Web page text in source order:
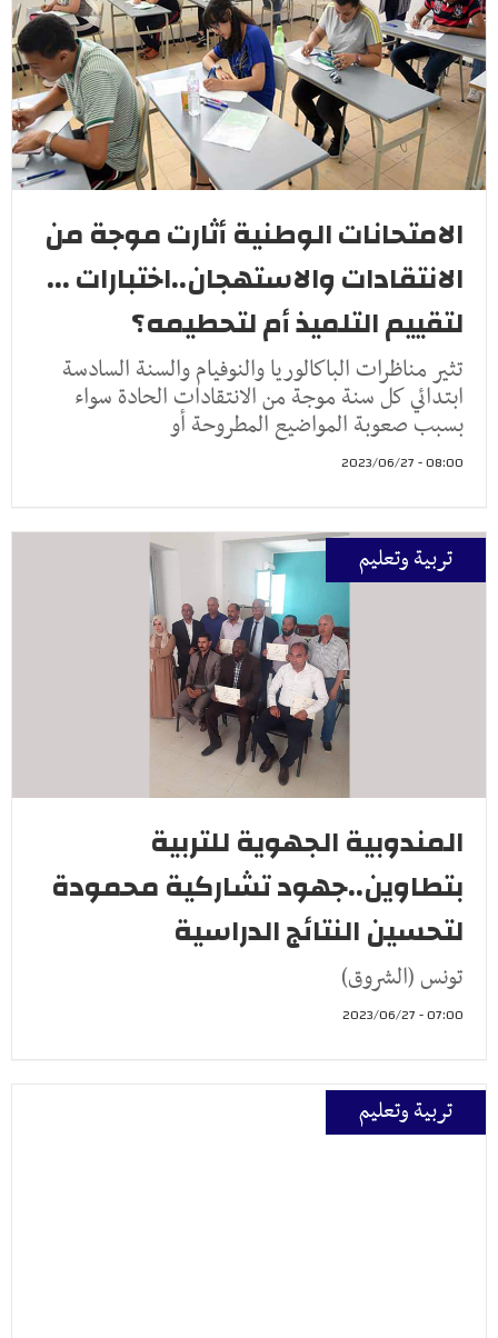
الامتحانات الوطنية أثارت موجة من
الانتقادات والاستهجان..اختبارات ...
لتقييم التلميذ أم لتحطيمه؟
تثير مناظرات الباكالوريا والنوفيام والسنة السادسة
ابتدائي كل سنة موجة من الانتقادات الحادة سواء
بسبب صعوبة المواضيع المطروحة أو
08:00 - 2023/06/27
تربية وتعليم
المندوبية الجهوية للتربية
بتطاوين..جهود تشاركية محمودة
لتحسين النتائج الدراسية
تونس (الشروق)
07:00 - 2023/06/27
تربية وتعليم